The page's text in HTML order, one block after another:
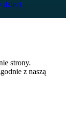
dzieci
strony.
z naszą